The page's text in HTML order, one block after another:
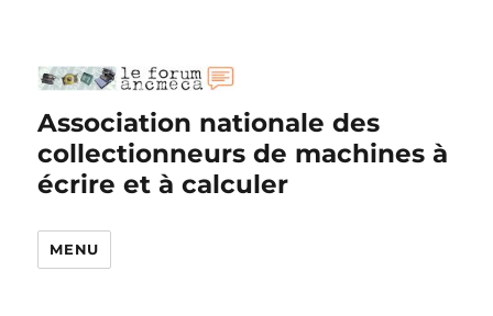
Association nationale des
collectionneurs de machines à
écrire et à calculer
MENU